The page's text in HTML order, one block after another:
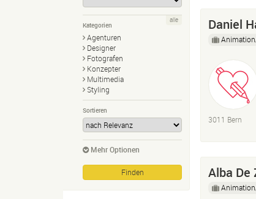
Kategorien
Agenturen
Designer
Fotografen
Konzepter
Multimedia
Styling
alle
Sortieren
Mehr Optionen
Daniel
3011 Bern
Alba De